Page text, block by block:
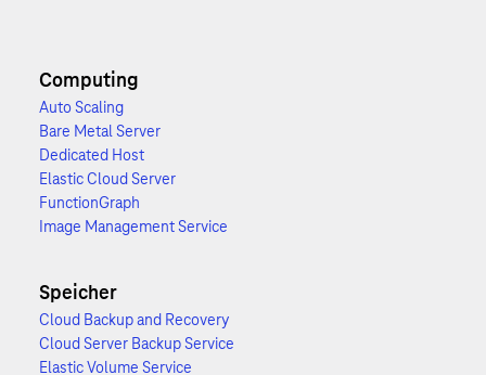
Computing
Auto Scaling
Bare Metal Server
Dedicated Host
Elastic Cloud Server
FunctionGraph
Image Management Service
Speicher
Cloud Backup and Recovery
Cloud Server Backup Service
Elastic Volume Service